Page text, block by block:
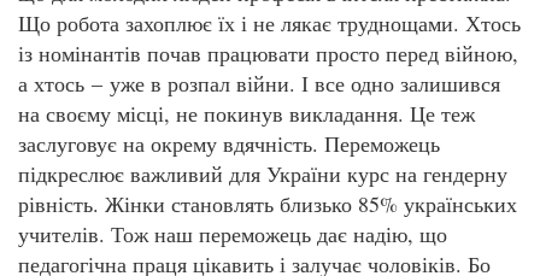
Що робота захоплює їх і не лякає труднощами. Хтось
із номінантів почав працювати просто перед війною,
а хтось – уже в розпал війни. І все одно залишився
на своєму місці, не покинув викладання. Це теж
заслуговує на окрему вдячність. Переможець
підкреслює важливий для України курс на гендерну
рівність. Жінки становлять близько 85% українських
учителів. Тож наш переможець дає надію, що
педагогічна праця цікавить і залучає чоловіків. Бо